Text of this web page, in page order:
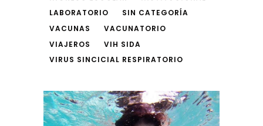
LABORATORIO
SIN CATEGORÍA
VACUNAS
VACUNATORIO
VIAJEROS
VIH SIDA
VIRUS SINCICIAL RESPIRATORIO